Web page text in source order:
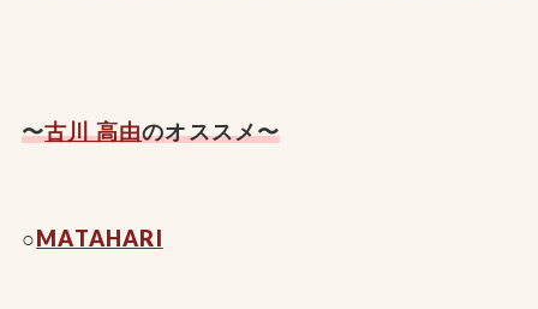
〜古川 高由のオススメ〜
○MATAHARI